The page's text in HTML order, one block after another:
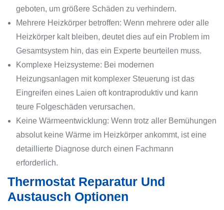
geboten, um größere Schäden zu verhindern.
Mehrere Heizkörper betroffen: Wenn mehrere oder alle
Heizkörper kalt bleiben, deutet dies auf ein Problem im
Gesamtsystem hin, das ein Experte beurteilen muss.
Komplexe Heizsysteme: Bei modernen
Heizungsanlagen mit komplexer Steuerung ist das
Eingreifen eines Laien oft kontraproduktiv und kann
teure Folgeschäden verursachen.
Keine Wärmeentwicklung: Wenn trotz aller Bemühungen
absolut keine Wärme im Heizkörper ankommt, ist eine
detaillierte Diagnose durch einen Fachmann
erforderlich.
Thermostat Reparatur Und
Austausch Optionen